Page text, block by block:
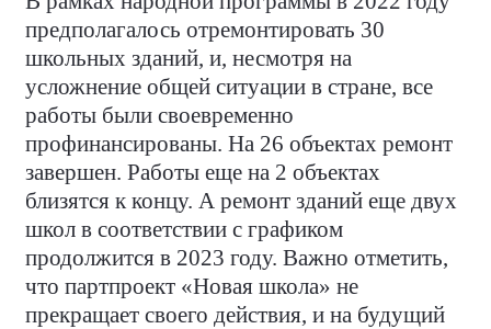
предполагалось отремонтировать 30
школьных зданий, и, несмотря на
усложнение общей ситуации в стране, все
работы были своевременно
профинансированы. На 26 объектах ремонт
завершен. Работы еще на 2 объектах
близятся к концу. А ремонт зданий еще двух
школ в соответствии с графиком
продолжится в 2023 году. Важно отметить,
что партпроект «Новая школа» не
прекращает своего действия, и на будущий